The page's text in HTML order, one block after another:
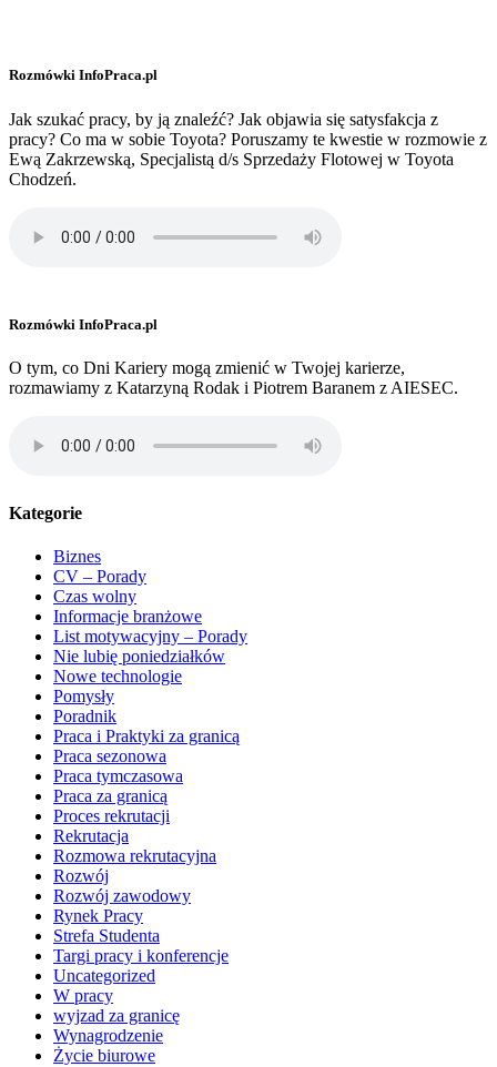
Rozmówki InfoPraca.pl
Jak szukać pracy, by ją znaleźć? Jak objawia się satysfakcja z
pracy? Co ma w sobie Toyota? Poruszamy te kwestie w rozmowie z
Ewą Zakrzewską, Specjalistą d/s Sprzedaży Flotowej w Toyota
Chodzeń.
Rozmówki InfoPraca.pl
O tym, co Dni Kariery mogą zmienić w Twojej karierze,
rozmawiamy z Katarzyną Rodak i Piotrem Baranem z AIESEC.
Kategorie
Biznes
CV – Porady
Czas wolny
Informacje branżowe
List motywacyjny – Porady
Nie lubię poniedziałków
Nowe technologie
Pomysły
Poradnik
Praca i Praktyki za granicą
Praca sezonowa
Praca tymczasowa
Praca za granicą
Proces rekrutacji
Rekrutacja
Rozmowa rekrutacyjna
Rozwój
Rozwój zawodowy
Rynek Pracy
Strefa Studenta
Targi pracy i konferencje
Uncategorized
W pracy
wyjzad za granicę
Wynagrodzenie
Życie biurowe